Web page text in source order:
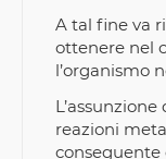
A tal fine va
ottenere nel
l’organismo
reazioni
conseguente